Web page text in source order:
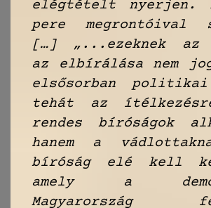
elégtételt nyerjen.
pere megrontóival
[…] „...ezeknek az
az elbírálása nem
elsősorban
tehát az
rendes bíróságok
hanem a
bíróság elé kell
amely a
Magyarország